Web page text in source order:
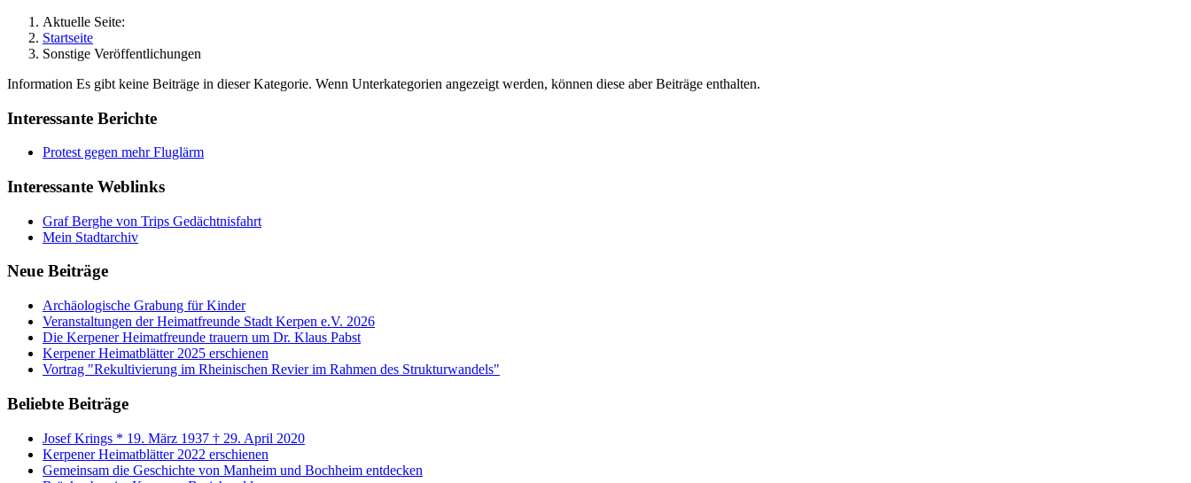
Aktuelle Seite:
Startseite
Sonstige Veröffentlichungen
Information Es gibt keine Beiträge in dieser Kategorie. Wenn Unterkategorien angezeigt werden, können diese aber Beiträge enthalten.
Interessante Berichte
Protest gegen mehr Fluglärm
Interessante Weblinks
Graf Berghe von Trips Gedächtnisfahrt
Mein Stadtarchiv
Neue Beiträge
Archäologische Grabung für Kinder
Veranstaltungen der Heimatfreunde Stadt Kerpen e.V. 2026
Die Kerpener Heimatfreunde trauern um Dr. Klaus Pabst
Kerpener Heimatblätter 2025 erschienen
Vortrag "Rekultivierung im Rheinischen Revier im Rahmen des Strukturwandels"
Beliebte Beiträge
Josef Krings * 19. März 1937 † 29. April 2020
Kerpener Heimatblätter 2022 erschienen
Gemeinsam die Geschichte von Manheim und Bochheim entdecken